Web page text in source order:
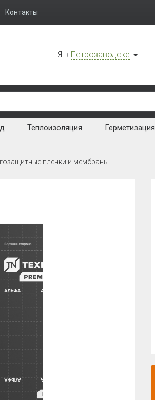
Контакты
Я в Петрозаводске
Теплоизоляция Герметизация
пленки и мембраны